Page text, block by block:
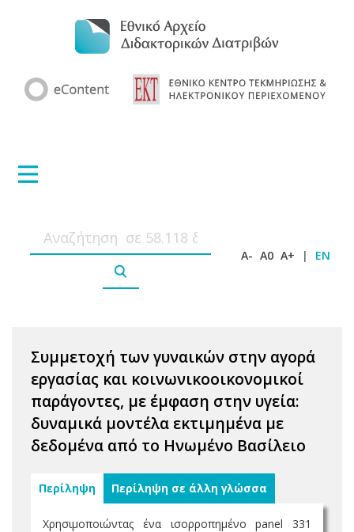
A- A0 A+ | EN
Συμμετοχή των γυναικών στην αγορά
εργασίας και κοινωνικοοικονομικοί
παράγοντες, με έμφαση στην υγεία:
δυναμικά μοντέλα εκτιμημένα με
δεδομένα από το Ηνωμένο Βασίλειο
Περίληψη Περίληψη σε άλλη γλώσσα
Χρησιμοποιώντας ένα ισορροπημένο panel 331